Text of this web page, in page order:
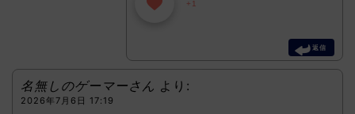
+1
返信
名無しのゲーマーさん より:
2026年7月6日 17:19